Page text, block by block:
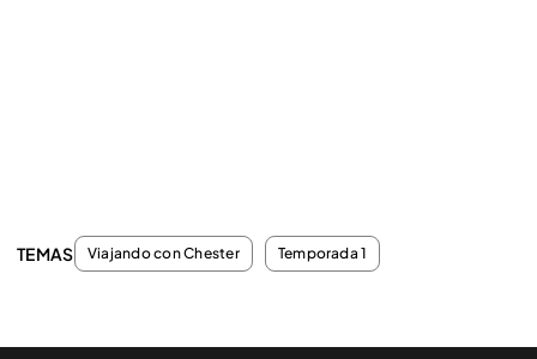
TEMAS Viajando con Chester Temporada 1